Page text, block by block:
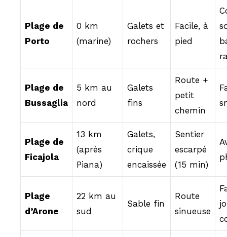
Plage de
Porto
0 km
(marine)
Galets et
rochers
Facile, à
pied
Plage de
Bussaglia
5 km au
nord
Galets
fins
Route +
petit
chemin
Plage de
Ficajola
13 km
(après
Piana)
Galets,
crique
encaissée
Sentier
escarpé
(15 min)
Plage
d’Arone
22 km au
sud
Sable fin
Route
sinueuse